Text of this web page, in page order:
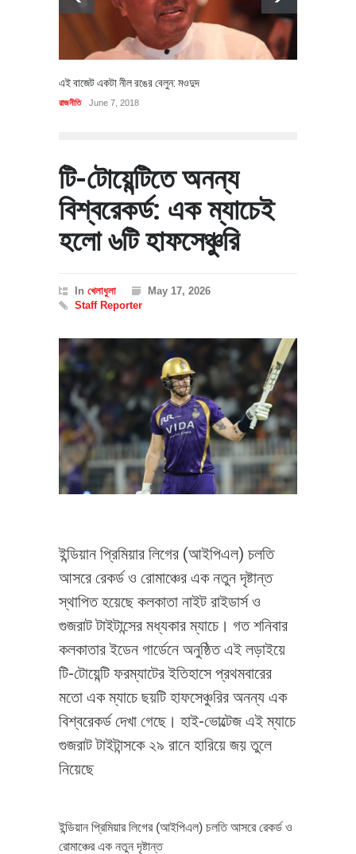
এই বাজেট একটা নীল রঙের বেলুন: মওদুদ
রাজনীতি June 7, 2018
টি-টোয়েন্টিতে অনন্য
বিশ্বরেকর্ড: এক ম্যাচেই
হলো ৬টি হাফসেঞ্চুরি
In খেলাধুলা
May 17, 2026
Staff Reporter
ইন্ডিয়ান প্রিমিয়ার লিগের (আইপিএল) চলতি
আসরে রেকর্ড ও রোমাঞ্চের এক নতুন দৃষ্টান্ত
স্থাপিত হয়েছে কলকাতা নাইট রাইডার্স ও
গুজরাট টাইটান্সের মধ্যকার ম্যাচে। গত শনিবার
কলকাতার ইডেন গার্ডেনে অনুষ্ঠিত এই লড়াইয়ে
টি-টোয়েন্টি ফরম্যাটের ইতিহাসে প্রথমবারের
মতো এক ম্যাচে ছয়টি হাফসেঞ্চুরির অনন্য এক
বিশ্বরেকর্ড দেখা গেছে। হাই-ভোল্টেজ এই ম্যাচে
গুজরাট টাইটান্সকে ২৯ রানে হারিয়ে জয় তুলে
নিয়েছে
ইন্ডিয়ান প্রিমিয়ার লিগের (আইপিএল) চলতি আসরে রেকর্ড ও
রোমাঞ্চের এক নতুন দৃষ্টান্ত